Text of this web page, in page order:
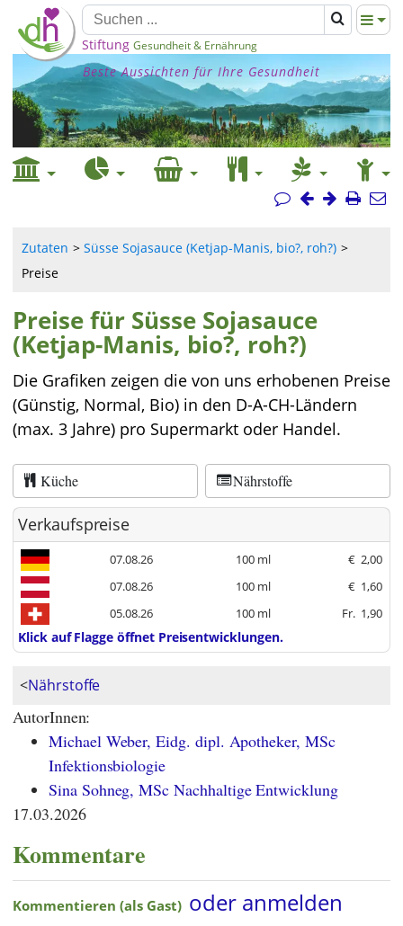
Stiftung Gesundheit & Ernährung
Beste Aussichten für Ihre Gesundheit
Zutaten
Süsse Sojasauce (Ketjap-Manis, bio?, roh?)
Preise
Preise für Süsse Sojasauce
(Ketjap-Manis, bio?, roh?)
Die Grafiken zeigen die von uns erhobenen Preise
(Günstig, Normal, Bio) in den D-A-CH-Ländern
(max. 3 Jahre) pro Supermarkt oder Handel.
Küche Nährstoffe
Verkaufspreise
07.08.26 100 ml € 2,00
07.08.26
100 ml € 1,60
05.08.26
100 ml Fr. 1,90
Klick auf Flagge öffnet Preisentwicklungen.
<Nährstoffe
AutorInnen:
Michael Weber, Eidg. dipl. Apotheker, MSc
Infektionsbiologie
Sina Sohneg, MSc Nachhaltige Entwicklung
17.03.2026
Kommentare